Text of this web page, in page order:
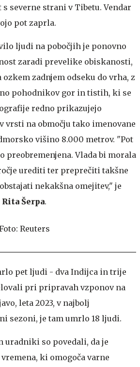
severne strani v Tibetu. Vendar
pot zaprla.
ljudi na pobočjih je ponovno
zaradi prevelike obiskanosti,
zadnjem odseku do vrha, z
pohodnikov gor in tistih, ki se
redno prikazujejo
vrsti na območju tako imenovane
višino 8.000 metrov. "Pot
preobremenjena. Vlada bi morala
urediti ter preprečiti takšne
nekakšna omejitev," je
Šerpa.
pet ljudi - dva Indijca in trije
pri pripravah vzponov na
leta 2023, v najbolj
sezoni, je tam umrlo 18 ljudi.
uradniki so povedali, da je
ki omogoča varne